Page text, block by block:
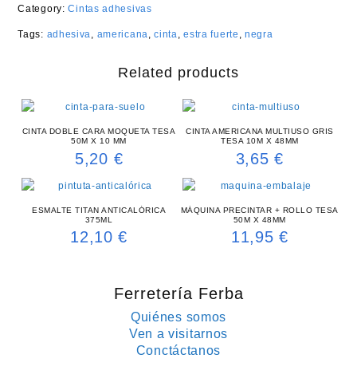
Category:Cintas adhesivas
Tags: adhesiva, americana,cinta,estra fuerte ,negra
Related products
CINTA DOBLE CARA MOQUETA TESA
50M X 10 MM
5,20 €
CINTA AMERICANA MULTIUSO GRIS
TESA 10M X 48MM
3,65€
ESMALTE TITAN ANTICALÓRICA
375ML
12,10€
MÁQUINA PRECINTAR + ROLLO TESA
50M X 48MM
11,95€
Ferretería Ferba
Quiénes somos
Ven a visitarnos
Conctáctanos